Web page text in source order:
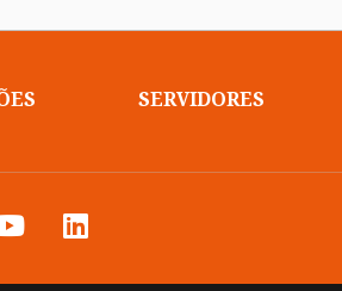
SERVIDORES